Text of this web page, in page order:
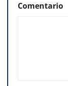
Comentario